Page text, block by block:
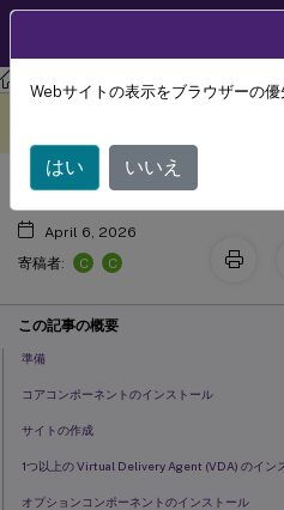
Citrix Virtual Apps and Desktops
インストールと構成
April 6, 2026
寄稿者:
C C
この記事の概要
準備
コアコンポーネントのインストール
サイトの作成
1つ以上の Virtual Delivery Agent (VDA) のイン
オプションコンポーネントのインストール
Webサイトの表示をブラウザーの
はい いいえ